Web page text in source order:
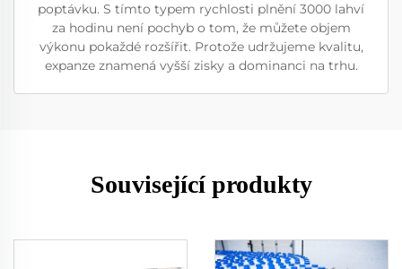
poptávku. S tímto typem rychlosti plnění 3000 lahví
za hodinu není pochyb o tom, že můžete objem
výkonu pokaždé rozšířit. Protože udržujeme kvalitu,
expanze znamená vyšší zisky a dominanci na trhu.
Související produkty